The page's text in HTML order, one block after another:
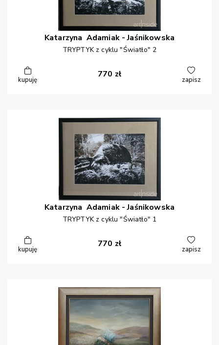
Katarzyna Adamiak - Jaśnikowska
TRYPTYK z cyklu "Światło" 2
kupuję
770 zł
zapisz
Katarzyna Adamiak - Jaśnikowska
TRYPTYK z cyklu "Światło" 1
kupuję
770 zł
zapisz